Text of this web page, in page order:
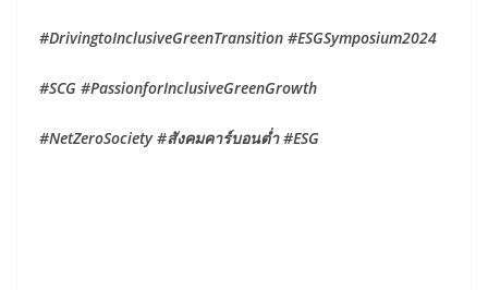
#DrivingtoInclusiveGreenTransition #ESGSymposium2024
#SCG #PassionforInclusiveGreenGrowth
#NetZeroSociety #สังคมคาร์บอนต่ำ #ESG